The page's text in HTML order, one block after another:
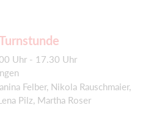
Uhr - 17.30 Uhr
Felber, Nikola Rauschmaier,
Pilz, Martha Roser